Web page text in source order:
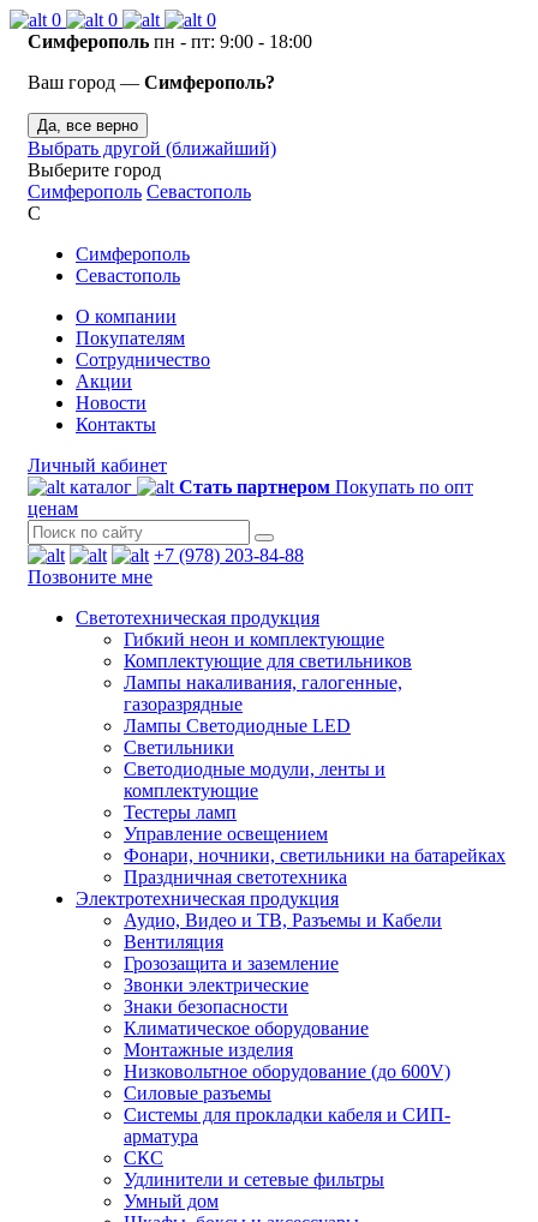
0 0
0
Симферополь пн - пт: 9:00 - 18:00
Ваш город — Симферополь?
Да, все верно
Выбрать другой (ближайший)
Выберите город
Симферополь Севастополь
С
Симферополь
Севастополь
О компании
Покупателям
Сотрудничество
Акции
Новости
Контакты
Личный кабинет
каталог
Стать партнером Покупать по опт
ценам
+7 (978) 203-84-88
Позвоните мне
Светотехническая продукция
Гибкий неон и комплектующие
Комплектующие для светильников
Лампы накаливания, галогенные,
газоразрядные
Лампы Светодиодные LED
Светильники
Светодиодные модули, ленты и
комплектующие
Тестеры ламп
Управление освещением
Фонари, ночники, светильники на батарейках
Праздничная светотехника
Электротехническая продукция
Аудио, Видео и ТВ, Разъемы и Кабели
Вентиляция
Грозозащита и заземление
Звонки электрические
Знаки безопасности
Климатическое оборудование
Монтажные изделия
Низковольтное оборудование (до 600V)
Силовые разъемы
Системы для прокладки кабеля и СИП-
арматура
СКС
Удлинители и сетевые фильтры
Умный дом